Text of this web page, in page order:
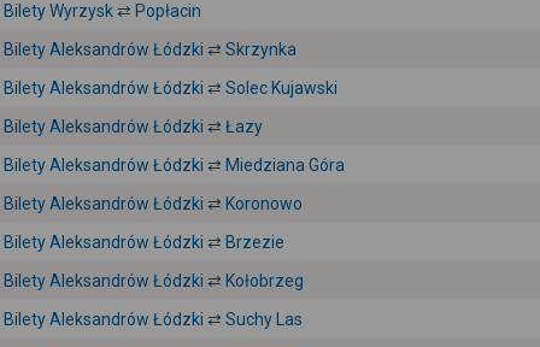
Bilety Wyrzysk ⇄ Popłacin
Bilety Aleksandrów Łódzki ⇄ Skrzynka
Bilety Aleksandrów Łódzki ⇄ Solec Kujawski
Bilety Aleksandrów Łódzki ⇄ Łazy
Bilety Aleksandrów Łódzki ⇄ Miedziana Góra
Bilety Aleksandrów Łódzki ⇄ Koronowo
Bilety Aleksandrów Łódzki ⇄ Brzezie
Bilety Aleksandrów Łódzki ⇄ Kołobrzeg
Bilety Aleksandrów Łódzki ⇄ Suchy Las